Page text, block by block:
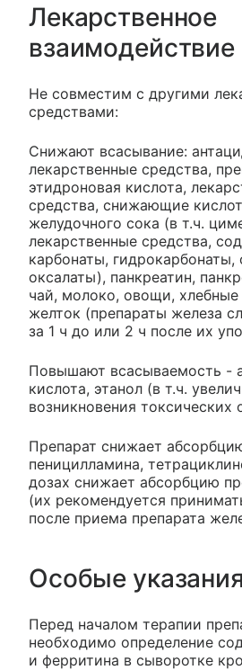
Лекарственное
взаимодействие
Не совместим с другими
средствами:
Снижают всасывание:
лекарственные средства,
этидроновая кислота,
средства, снижающие
желудочного сока (в т.ч.
лекарственные средства,
карбонаты, гидрокарбонаты,
оксалаты), панкреатин,
чай, молоко, овощи, хлебные
желток (препараты железа
за 1 ч до или 2 ч после их
Повышают всасываемость -
кислота, этанол (в т.ч.
возникновения токсических
Препарат снижает
пеницилламина,
дозах снижает абсорбцию
(их рекомендуется
после приема препарата
Особые указания
Перед началом терапии
необходимо определение
и ферритина в сыворотке